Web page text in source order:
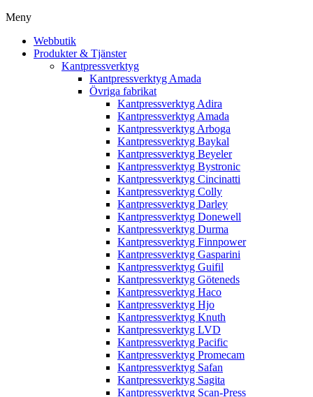
Meny
Webbutik
Produkter & Tjänster
Kantpressverktyg
Kantpressverktyg Amada
Övriga fabrikat
Kantpressverktyg Adira
Kantpressverktyg Amada
Kantpressverktyg Arboga
Kantpressverktyg Baykal
Kantpressverktyg Beyeler
Kantpressverktyg Bystronic
Kantpressverktyg Cincinatti
Kantpressverktyg Colly
Kantpressverktyg Darley
Kantpressverktyg Donewell
Kantpressverktyg Durma
Kantpressverktyg Finnpower
Kantpressverktyg Gasparini
Kantpressverktyg Guifil
Kantpressverktyg Göteneds
Kantpressverktyg Haco
Kantpressverktyg Hjo
Kantpressverktyg Knuth
Kantpressverktyg LVD
Kantpressverktyg Pacific
Kantpressverktyg Promecam
Kantpressverktyg Safan
Kantpressverktyg Sagita
Kantpressverktyg Scan-Press